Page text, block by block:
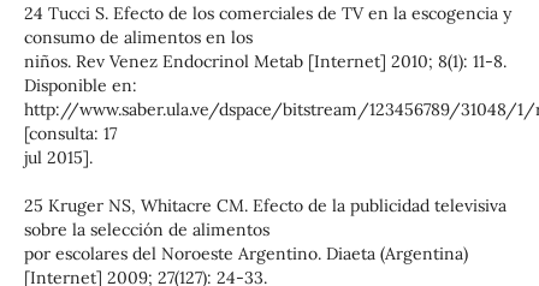
24 Tucci S. Efecto de los comerciales de TV en la escogencia y
consumo de alimentos en los
niños. Rev Venez Endocrinol Metab [Internet] 2010; 8(1): 11-8.
Disponible en:
http://www.saber.ula.ve/dspace/bitstream/123456789/31048/1/
[consulta: 17
jul 2015].
25 Kruger NS, Whitacre CM. Efecto de la publicidad televisiva
sobre la selección de alimentos
por escolares del Noroeste Argentino. Diaeta (Argentina)
[Internet] 2009; 27(127): 24-33.